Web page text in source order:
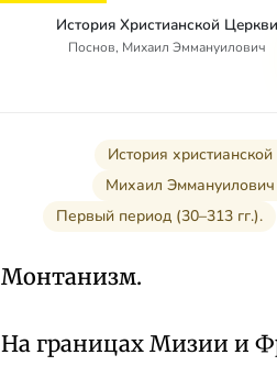
История Христианской Церкви
Поснов, Михаил Эммануилович
История
Михаил
Первый период (30–313 гг.).
Монтанизм.
На границах Мизии и